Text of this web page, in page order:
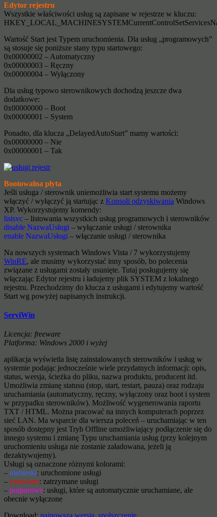
Edytor rejestru
Wszystkie właściwości usług są zapisane w rejestrze w kluczu:
Wartość Start jest Typem uruchomienia. Dla usług „programowych”
są stosuje się poniższe stany typu startowego:
0x00000002 – Automatyczny
0x00000003 – Ręczny
0x00000004 – Wyłączony
Dla usług typowo sterownikowych dochodzą jeszcze dwa
dodatkowe:
0x00000000 – Boot
0x00000001 – System
Ponadto, dla klucza „DelayedAutoStart” mamy wartości:
0x00000000 – Nie
0x00000001 – Tak
Bootowalna płyta
Jeśli usługa / sterownik uniemożliwia start systemu możemy
włączyć / wyłączyć ją startując z Konsoli odzyskiwania Windows
XP. Wykorzystujemy komendy:
listsvc – listowania wszystkich usług programowych i sterowników
disable NazwaUsługi – wyłączanie usługi / sterownika
enable NazwaUsługi – włączanie usługi / sterownika
Na nowszych systemach Windows Vista / 7 wykorzystujemy
WinRE, ale musimy wykorzystać inny sposób, bo polecenia
związane z usługami zostały usunięte. Tutaj posługujemy się
włączając Edytor rejestru i ładujemy plik SYSTEM z lokalnego
rejestru. Przechodzimy do klucza z usługami i edytujemy wartość
Start wg powyżej napisanych instrukcji.
ServiWin
Licencja: freeware
Platforma: Windows 2000 i wyżej
aplikacja wyświetla listę zainstalowanych sterowników i usług w
systemie podając jednocześnie wiele przydatnych informacji: opis,
status, wersja, ścieżka do pliku, nazwa produktu, producent itd.
Umożliwia zmianę statusu (stop, start, restart, pauza) oraz rodzaju
uruchamiania (automatyczny, ręczny, wyłączony oraz boot i system
w przypadku sterowników). Możliwość wygenerowania raportu
TXT / HTML. Można pracować na innych komputerach poprzez
sieć LAN. Ma wsparcie dla wiersza poleceń – uruchamiając w ten
sposób dostępny jest Tryb Offline umożliwiający podłączenie się do
innego systemu i zmianę Typu uruchamiania usług (przy kolejnym
uruchomieniu usługa nie zostanie załadowana, jeżeli ją
dezaktywujemy).
Usługi są oznaczone różnymi kolorami:
– niebieski: uruchomione usługi
– czerwone: zatrzymane usługi
– purpurowe: usługi, które są automatycznie uruchamiane, ale
obecnie wyłączone